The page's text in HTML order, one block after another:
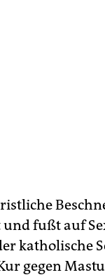
fußt auf
katholische
gegen